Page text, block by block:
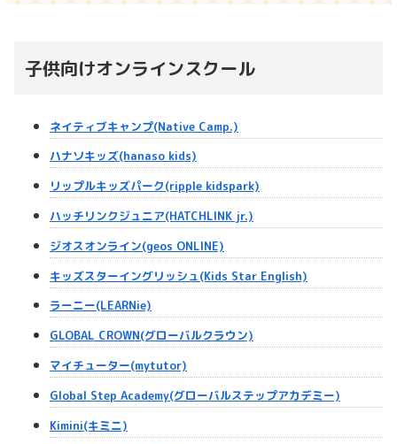
子供向けオンラインスクール
ネイティブキャンプ(Native Camp.)
ハナソキッズ(hanaso kids)
リップルキッズパーク(ripple kidspark)
ハッチリンクジュニア(HATCHLINK jr.)
ジオスオンライン(geos ONLINE)
キッズスターイングリッシュ(Kids Star English)
ラーニー(LEARNie)
GLOBAL CROWN(グローバルクラウン)
マイチューター(mytutor)
Global Step Academy(グローバルステップアカデミー)
Kimini(キミニ)